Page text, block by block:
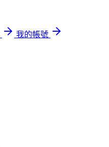
我的帳號